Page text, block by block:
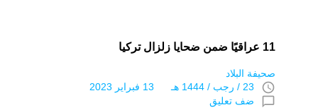
11 عراقيًا ضمن ضحايا زلزال تركيا
صحيفة البلاد
access_time 23 / رجب / 1444 هـ 13 فبراير 2023
chat_bubble_outline ضف تعليق